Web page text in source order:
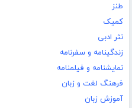
طنز
کمیک
نثر ادبی
زندگینامه و سفرنامه
نمایشنامه و فیلمنامه
فرهنگ لغت و زبان
آموزش زبان